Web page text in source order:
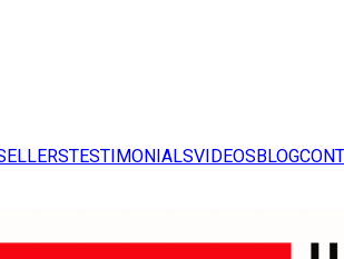
TESTIMONIALSVIDEOSBLOG